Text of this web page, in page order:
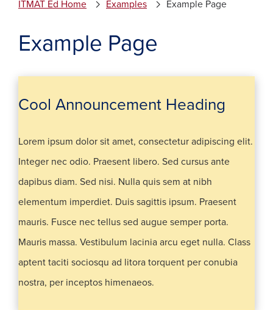
ITMAT Ed Home Examples Example Page
Example Page
Cool Announcement Heading
Lorem ipsum dolor sit amet, consectetur adipiscing elit.
Integer nec odio. Praesent libero. Sed cursus ante
dapibus diam. Sed nisi. Nulla quis sem at nibh
elementum imperdiet. Duis sagittis ipsum. Praesent
mauris. Fusce nec tellus sed augue semper porta.
Mauris massa. Vestibulum lacinia arcu eget nulla. Class
aptent taciti sociosqu ad litora torquent per conubia
nostra, per inceptos himenaeos.